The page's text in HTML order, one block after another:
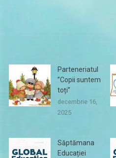
Parteneriatul
”Copii suntem
toți”
decembrie 16,
2025
Săptămana
Educației